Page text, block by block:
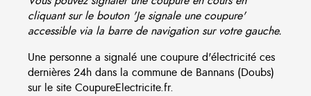
cliquant sur le bouton 'Je signale une coupure'
accessible via la barre de navigation sur votre gauche.
Une personne a signalé une coupure d'électricité ces
dernières 24h dans la commune de Bannans (Doubs)
sur le site CoupureElectricite.fr.